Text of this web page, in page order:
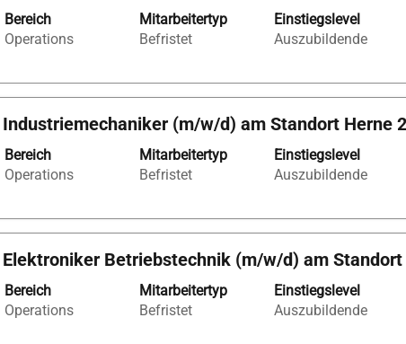
Bereich
Operations
Mitarbeitertyp
Befristet
Einstiegslevel
Auszubildende
(m/w/d) am Standort Herne
Bereich
Operations
Mitarbeitertyp
Befristet
Einstiegslevel
Auszubildende
Betriebstechnik (m/w/d) am
Bereich
Operations
Mitarbeitertyp
Befristet
Einstiegslevel
Auszubildende